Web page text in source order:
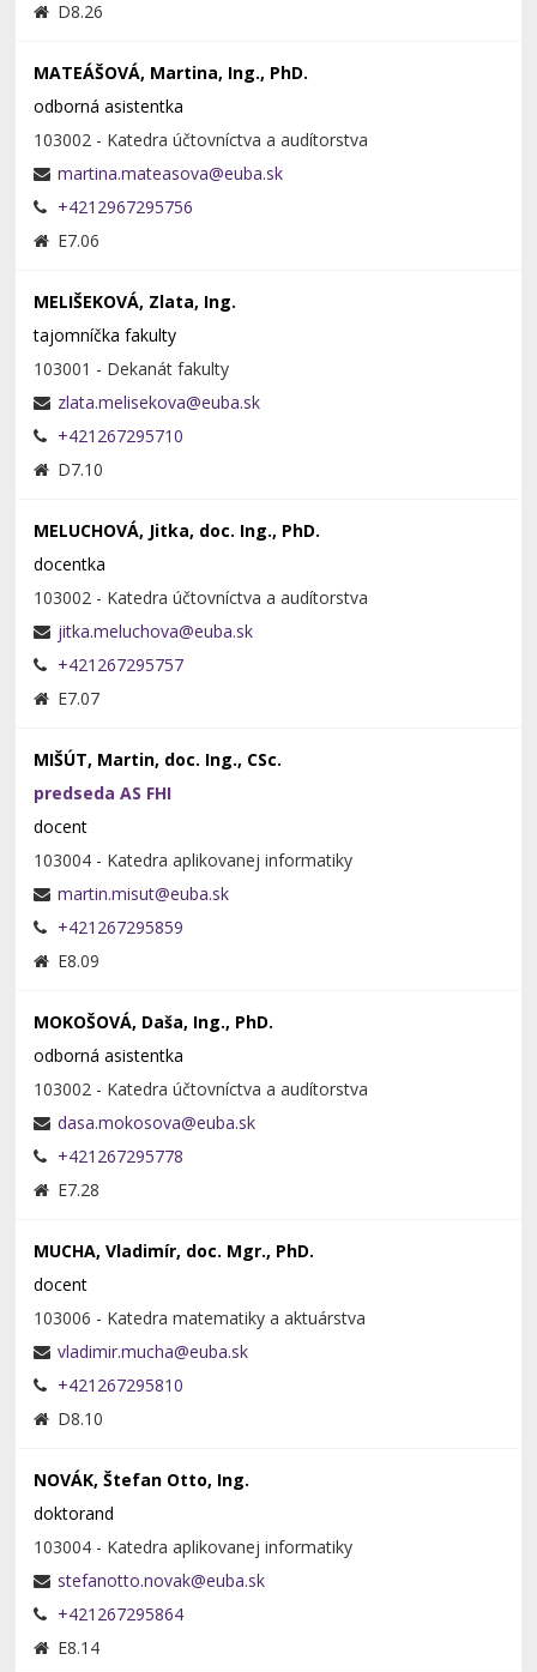
D8.26
MATEÁŠOVÁ, Martina, Ing., PhD.
odborná asistentka
103002 - Katedra účtovníctva a audítorstva
+4212967295756
E7.06
MELIŠEKOVÁ, Zlata, Ing.
tajomníčka fakulty
103001 - Dekanát fakulty
+421267295710
D7.10
MELUCHOVÁ, Jitka, doc. Ing., PhD.
docentka
103002 - Katedra účtovníctva a audítorstva
+421267295757
E7.07
MIŠÚT, Martin, doc. Ing., CSc.
predseda AS FHI
docent
103004 - Katedra aplikovanej informatiky
+421267295859
E8.09
MOKOŠOVÁ, Daša, Ing., PhD.
odborná asistentka
103002 - Katedra účtovníctva a audítorstva
+421267295778
E7.28
MUCHA, Vladimír, doc. Mgr., PhD.
docent
103006 - Katedra matematiky a aktuárstva
+421267295810
D8.10
NOVÁK, Štefan Otto, Ing.
doktorand
103004 - Katedra aplikovanej informatiky
+421267295864
E8.14